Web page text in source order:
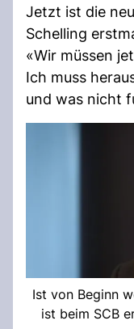
Jetzt ist die
Schelling
«Wir müssen
Ich muss
und was nicht
Ist von Beginn
ist beim SCB